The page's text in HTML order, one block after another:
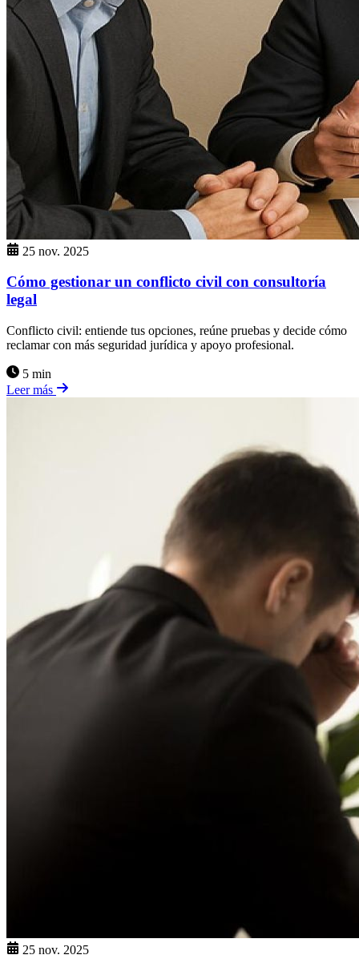
25 nov. 2025
Cómo gestionar un conflicto civil con consultoría
legal
Conflicto civil: entiende tus opciones, reúne pruebas y decide cómo
reclamar con más seguridad jurídica y apoyo profesional.
5 min
Leer más
25 nov. 2025